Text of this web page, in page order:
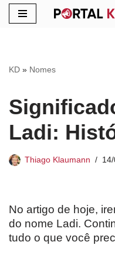
conteúdo
KD » Nomes
Ladi:
Thiago Klaumann
No artigo de hoje,
do nome Ladi.
tudo o que você